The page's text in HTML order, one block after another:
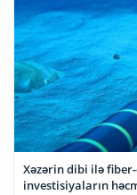
Xəzərin dibi ilə
investisiyaların